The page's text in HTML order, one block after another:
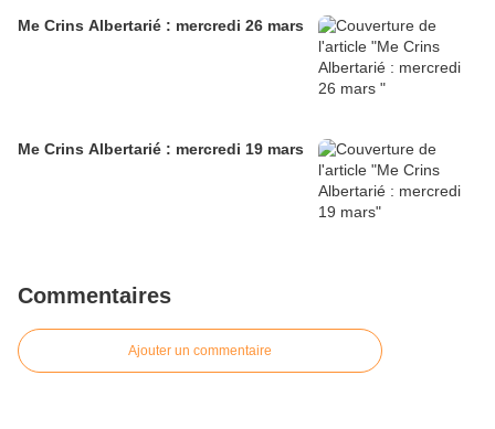
Me Crins Albertarié : mercredi 26 mars
Me Crins Albertarié : mercredi 19 mars
Commentaires
Ajouter un commentaire